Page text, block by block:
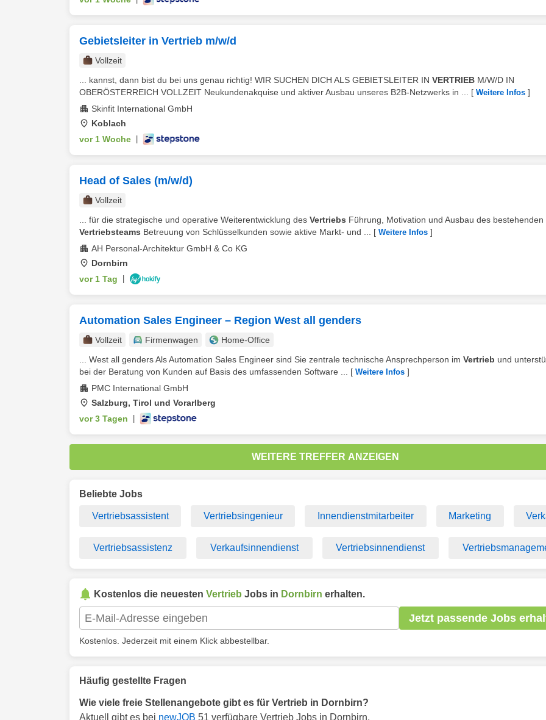
Gebietsleiter in Vertrieb m/w/d
Vollzeit
... kannst, dann bist du bei uns genau richtig! WIR SUCHEN DICH ALS GEBIETSLEITER IN VERTRIEB M/W/D IN
OBERÖSTERREICH VOLLZEIT Neukundenakquise und aktiver Ausbau unseres B2B-Netzwerks in ...
[ Weitere Infos ]
Skinfit International GmbH
Koblach
vor 1 Woche
Head of Sales (m/w/d)
Vollzeit
... für die strategische und operative Weiterentwicklung des Vertriebs Führung, Motivation und Ausbau des bestehenden
Vertriebsteams Betreuung von Schlüsselkunden sowie aktive Markt- und ... [ Weitere Infos ]
AH Personal-Architektur GmbH & Co KG
Dornbirn
vor 1 Tag
Automation Sales Engineer – Region West all genders
Vollzeit Firmenwagen
Home-Office
... West all genders Als Automation Sales Engineer sind Sie zentrale technische Ansprechperson im Vertrieb und
bei der Beratung von Kunden auf Basis des umfassenden Software ...
[ Weitere Infos ]
PMC International GmbH
Salzburg, Tirol und Vorarlberg
vor 3 Tagen
WEITERE TREFFER ANZEIGEN
Beliebte Jobs
Vertriebsassistent Vertriebsingenieur Innendienstmitarbeiter Marketing
Vertriebsassistenz Verkaufsinnendienst Vertriebsinnendienst
Kostenlos die neuesten Vertrieb Jobs in Dornbirn erhalten.
Jetzt passende Jobs
Kostenlos. Jederzeit mit einem Klick abbestellbar.
Häufig gestellte Fragen
Wie viele freie Stellenangebote gibt es für Vertrieb in Dornbirn?
Aktuell gibt es bei newJOB 51 verfügbare Vertrieb Jobs in Dornbirn.